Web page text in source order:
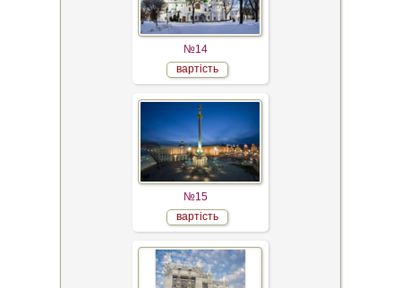
№14
вартість
№15
вартість